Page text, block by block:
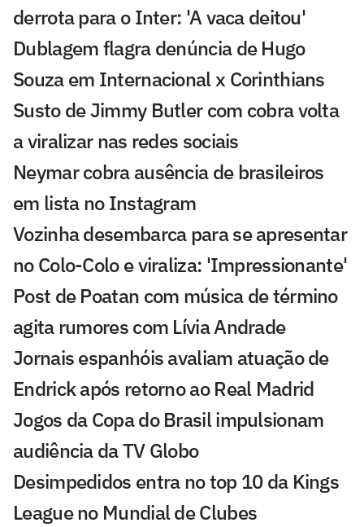
derrota para o Inter: 'A vaca deitou'
Dublagem flagra denúncia de Hugo
Souza em Internacional x Corinthians
Susto de Jimmy Butler com cobra volta
a viralizar nas redes sociais
Neymar cobra ausência de brasileiros
em lista no Instagram
Vozinha desembarca para se apresentar
no Colo-Colo e viraliza: 'Impressionante'
Post de Poatan com música de término
agita rumores com Lívia Andrade
Jornais espanhóis avaliam atuação de
Endrick após retorno ao Real Madrid
Jogos da Copa do Brasil impulsionam
audiência da TV Globo
Desimpedidos entra no top 10 da Kings
League no Mundial de Clubes